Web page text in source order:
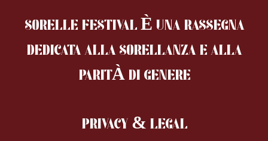
SORELLE FESTIVAL È UNA RASSEGNA
DEDICATA ALLA SORELLANZAE ALLA
PARITÀ DI GENERE
PRIVACY & LEGAL